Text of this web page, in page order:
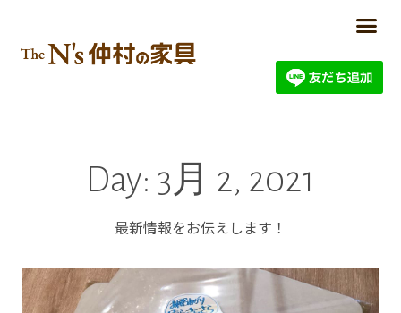
Day: 3月 2, 2021
最新情報をお伝えします！